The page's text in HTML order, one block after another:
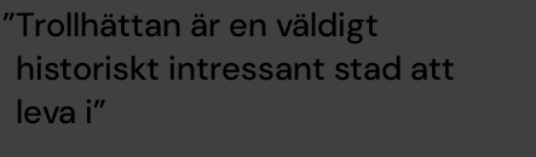
Trollhättan är en väldigt
historiskt intressant stad att
leva i